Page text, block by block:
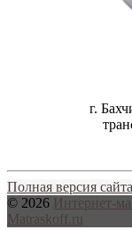
г.
Полная версия сайта
© 2026 Интернет-
Matraskoff.ru